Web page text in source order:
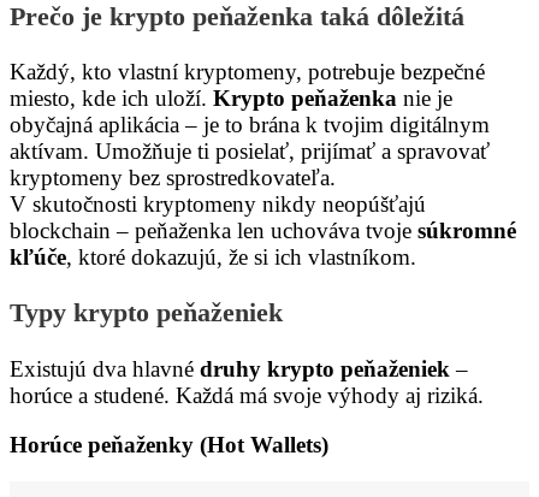
Prečo je krypto peňaženka taká dôležitá
Každý, kto vlastní kryptomeny, potrebuje bezpečné
miesto, kde ich uloží. Krypto peňaženka nie je
obyčajná aplikácia – je to brána k tvojim digitálnym
aktívam. Umožňuje ti posielať, prijímať a spravovať
kryptomeny bez sprostredkovateľa.
V skutočnosti kryptomeny nikdy neopúšťajú
blockchain – peňaženka len uchováva tvoje súkromné
kľúče, ktoré dokazujú, že si ich vlastníkom.
Typy krypto peňaženiek
Existujú dva hlavné druhy krypto peňaženiek –
horúce a studené. Každá má svoje výhody aj riziká.
Horúce peňaženky (Hot Wallets)